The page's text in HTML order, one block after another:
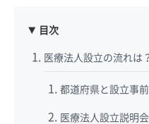
目次
医療法人設立の流れは
都道府県と設立事
医療法人設立説明